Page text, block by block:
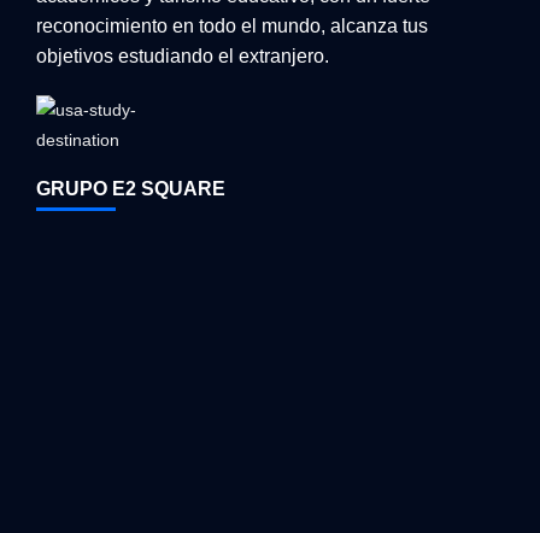
reconocimiento en todo el mundo, alcanza tus
objetivos estudiando el extranjero.
GRUPO E2 SQUARE